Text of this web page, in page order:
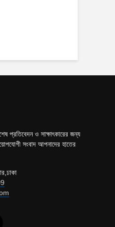
প্রতিবেদন ও সাক্ষাৎকারের জন্য
সংবাদ আপনাদের হাতের